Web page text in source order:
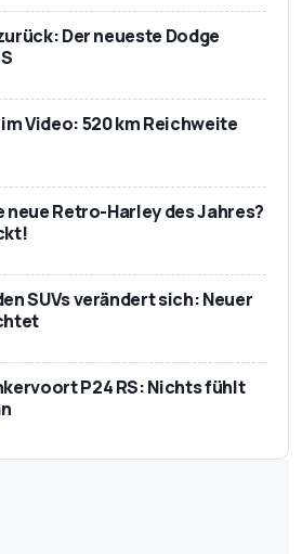
Der neueste Dodge
Video: 520 km Reichweite
Retro-Harley des Jahres?
SUVs verändert sich: Neuer
P24 RS: Nichts fühlt